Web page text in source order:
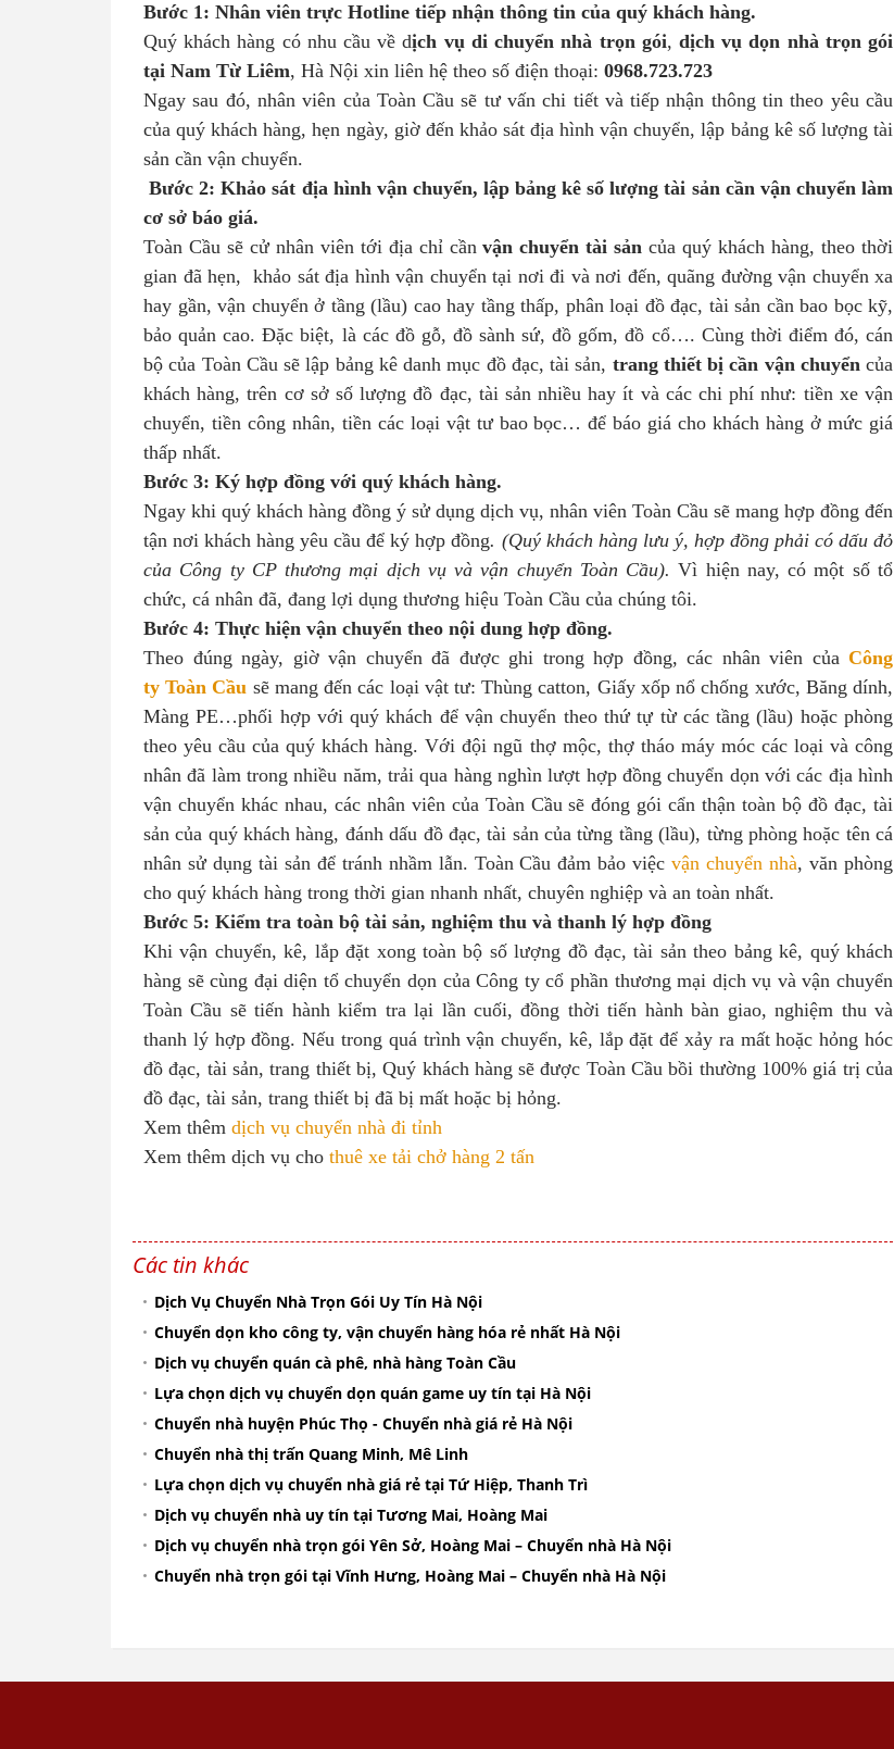
Bước 1: Nhân viên trực Hotline tiếp nhận thông tin của quý khách hàng.
Quý khách hàng có nhu cầu về dịch vụ di chuyển nhà trọn gói, dịch vụ dọn nhà trọn gói
tại Nam Từ Liêm, Hà Nội xin liên hệ theo số điện thoại: 0968.723.723
Ngay sau đó, nhân viên của Toàn Cầu sẽ tư vấn chi tiết và tiếp nhận thông tin theo yêu cầu
của quý khách hàng, hẹn ngày, giờ đến khảo sát địa hình vận chuyển, lập bảng kê số lượng tài
sản cần vận chuyển.
Bước 2: Khảo sát địa hình vận chuyển, lập bảng kê số lượng tài sản cần vận chuyển làm
cơ sở báo giá.
Toàn Cầu sẽ cử nhân viên tới địa chỉ cầnvận chuyển tài sảncủa quý khách hàng, theo thời
gian đã hẹn, khảo sát địa hình vận chuyển tại nơi đi và nơi đến, quãng đường vận chuyển xa
hay gần, vận chuyển ở tầng (lầu) cao hay tầng thấp, phân loại đồ đạc, tài sản cần bao bọc kỹ,
bảo quản cao. Đặc biệt, là các đồ gỗ, đồ sành sứ, đồ gốm, đồ cổ…. Cùng thời điểm đó, cán
bộ của Toàn Cầu sẽ lập bảng kê danh mục đồ đạc, tài sản, trang thiết bị cần vận chuyểncủa
khách hàng, trên cơ sở số lượng đồ đạc, tài sản nhiều hay ít và các chi phí như: tiền xe vận
chuyển, tiền công nhân, tiền các loại vật tư bao bọc… để báo giá cho khách hàng ở mức giá
thấp nhất.
Bước 3: Ký hợp đồng với quý khách hàng.
Ngay khi quý khách hàng đồng ý sử dụng dịch vụ, nhân viên Toàn Cầu sẽ mang hợp đồng đến
tận nơi khách hàng yêu cầu để ký hợp đồng. (Quý khách hàng lưu ý, hợp đồng phải có dấu đỏ
của Công ty CP thương mại dịch vụ và vận chuyển Toàn Cầu). Vì hiện nay, có một số tổ
chức, cá nhân đã, đang lợi dụng thương hiệu Toàn Cầu của chúng tôi.
Bước 4: Thực hiện vận chuyển theo nội dung hợp đồng.
Theo đúng ngày, giờ vận chuyển đã được ghi trong hợp đồng, các nhân viên của Công
ty Toàn Cầu sẽ mang đến các loại vật tư: Thùng catton, Giấy xốp nổ chống xước, Băng dính,
Màng PE…phối hợp với quý khách để vận chuyển theo thứ tự từ các tầng (lầu) hoặc phòng
theo yêu cầu của quý khách hàng. Với đội ngũ thợ mộc, thợ tháo máy móc các loại và công
nhân đã làm trong nhiều năm, trải qua hàng nghìn lượt hợp đồng chuyển dọn với các địa hình
vận chuyển khác nhau, các nhân viên của Toàn Cầu sẽ đóng gói cẩn thận toàn bộ đồ đạc, tài
sản của quý khách hàng, đánh dấu đồ đạc, tài sản của từng tầng (lầu), từng phòng hoặc tên cá
nhân sử dụng tài sản để tránh nhầm lẫn. Toàn Cầu đảm bảo việcvận chuyển nhà, văn phòng
cho quý khách hàng trong thời gian nhanh nhất, chuyên nghiệp và an toàn nhất.
Bước 5: Kiểm tra toàn bộ tài sản, nghiệm thu và thanh lý hợp đồng
Khi vận chuyển, kê, lắp đặt xong toàn bộ số lượng đồ đạc, tài sản theo bảng kê, quý khách
hàng sẽ cùng đại diện tổ chuyển dọn của Công ty cổ phần thương mại dịch vụ và vận chuyển
Toàn Cầu sẽ tiến hành kiểm tra lại lần cuối, đồng thời tiến hành bàn giao, nghiệm thu và
thanh lý hợp đồng. Nếu trong quá trình vận chuyển, kê, lắp đặt để xảy ra mất hoặc hỏng hóc
đồ đạc, tài sản, trang thiết bị, Quý khách hàng sẽ được Toàn Cầu bồi thường 100% giá trị của
đồ đạc, tài sản, trang thiết bị đã bị mất hoặc bị hỏng.
Xem thêm dịch vụ chuyển nhà đi tỉnh
Xem thêm dịch vụ cho thuê xe tải chở hàng 2 tấn
Các tin khác
Dịch Vụ Chuyển Nhà Trọn Gói Uy Tín Hà Nội
Chuyển dọn kho công ty, vận chuyển hàng hóa rẻ nhất Hà Nội
Dịch vụ chuyển quán cà phê, nhà hàng Toàn Cầu
Lựa chọn dịch vụ chuyển dọn quán game uy tín tại Hà Nội
Chuyển nhà huyện Phúc Thọ - Chuyển nhà giá rẻ Hà Nội
Chuyển nhà thị trấn Quang Minh, Mê Linh
Lựa chọn dịch vụ chuyển nhà giá rẻ tại Tứ Hiệp, Thanh Trì
Dịch vụ chuyển nhà uy tín tại Tương Mai, Hoàng Mai
Dịch vụ chuyển nhà trọn gói Yên Sở, Hoàng Mai – Chuyển nhà Hà Nội
Chuyển nhà trọn gói tại Vĩnh Hưng, Hoàng Mai – Chuyển nhà Hà Nội